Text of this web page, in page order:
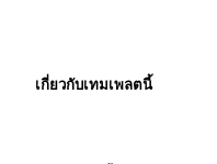
เกี่ยวกับเทมเพลตนี้